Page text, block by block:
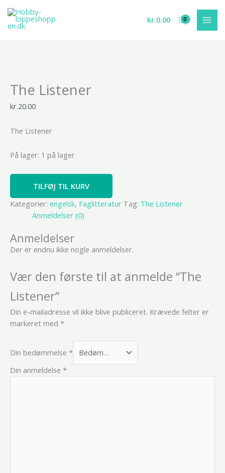
indholdet
kr.0.00
The Listener
kr.20.00
The Listener
På lager: 1 på lager
Listener
antal
TILFØJ TIL KURV
Kategorier: engelsk, Faglitteratur Tag: The Listener
Anmeldelser (0)
Anmeldelser
Der er endnu ikke nogle anmeldelser.
Vær den første til at anmelde “The
Listener”
Din e-mailadresse vil ikke blive publiceret. Krævede felter er
markeret med *
Din bedømmelse *
Din anmeldelse *